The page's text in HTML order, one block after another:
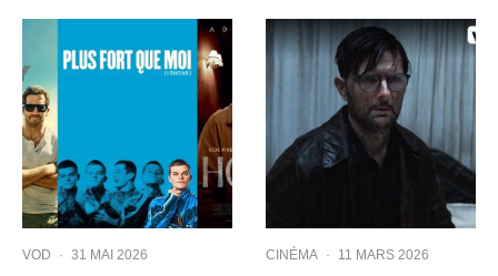
VOD · 31 MAI 2026 CINÉMA · 11 MARS 2026